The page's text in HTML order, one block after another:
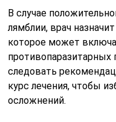
В случае
лямблии, врач
которое может
противопаразитарных
следовать
курс лечения, чтобы
осложнений.